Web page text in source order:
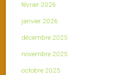
février 2026
janvier 2026
décembre 2025
novembre 2025
octobre 2025